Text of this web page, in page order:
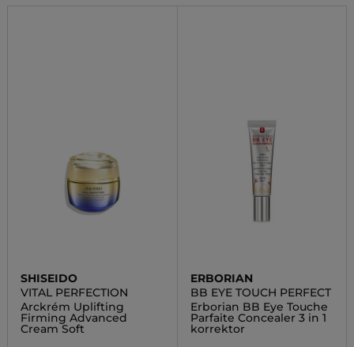
SHISEIDO
VITAL PERFECTION
Arckrém Uplifting
Firming Advanced
Cream Soft
ERBORIAN
BB EYE TOUCH PERFECT
Erborian BB Eye Touche
Parfaite Concealer 3 in 1
korrektor